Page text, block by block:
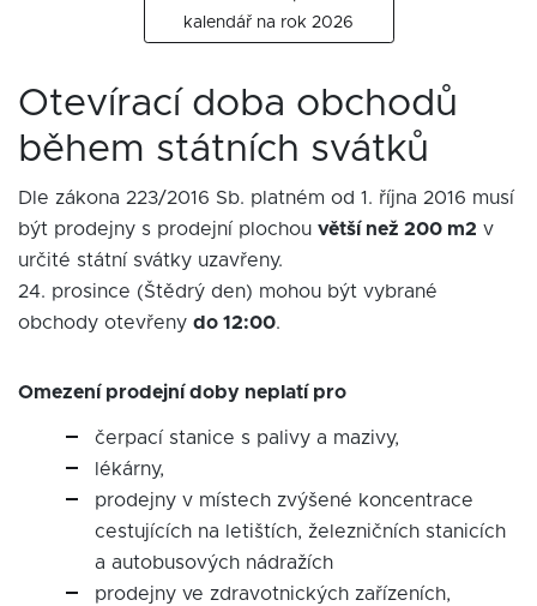
kalendář na rok 2026
Otevírací doba obchodů
během státních svátků
Dle zákona 223/2016 Sb. platném od 1. října 2016 musí
být prodejny s prodejní plochou větší než 200 m2 v
určité státní svátky uzavřeny.
24. prosince (Štědrý den) mohou být vybrané
obchody otevřeny do 12:00.
Omezení prodejní doby neplatí pro
čerpací stanice s palivy a mazivy,
lékárny,
prodejny v místech zvýšené koncentrace
cestujících na letištích, železničních stanicích
a autobusových nádražích
prodejny ve zdravotnických zařízeních,